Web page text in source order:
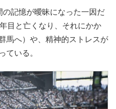
記憶が曖昧になった一因だ
目と亡くなり、それにかか
馬へ）や、精神的ストレスが
ている。